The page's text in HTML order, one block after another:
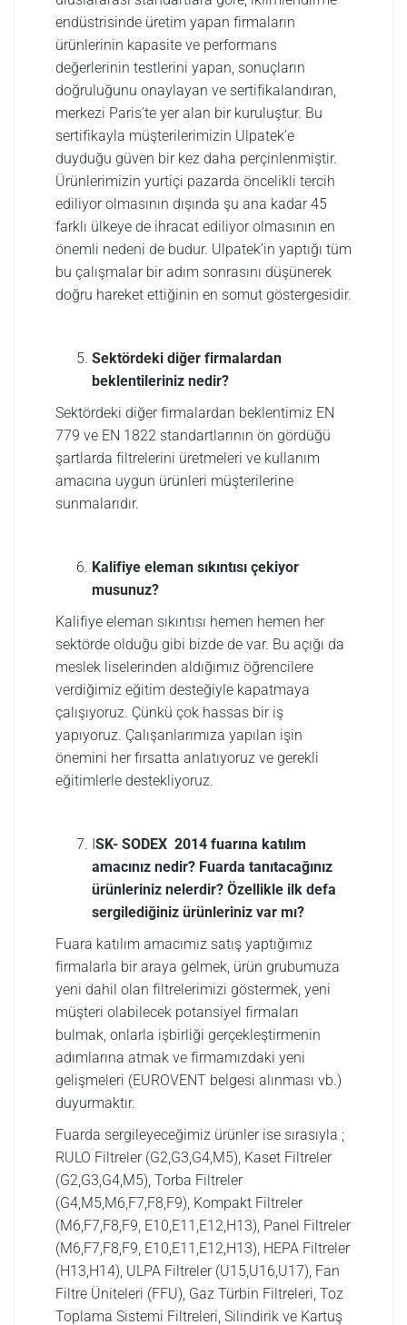
endüstrisinde üretim yapan firmaların
ürünlerinin kapasite ve performans
değerlerinin testlerini yapan, sonuçların
doğruluğunu onaylayan ve sertifikalandıran,
merkezi Paris’te yer alan bir kuruluştur. Bu
sertifikayla müşterilerimizin Ulpatek’e
duyduğu güven bir kez daha perçinlenmiştir.
Ürünlerimizin yurtiçi pazarda öncelikli tercih
ediliyor olmasının dışında şu ana kadar 45
farklı ülkeye de ihracat ediliyor olmasının en
önemli nedeni de budur. Ulpatek’in yaptığı tüm
bu çalışmalar bir adım sonrasını düşünerek
doğru hareket ettiğinin en somut göstergesidir.
Sektördeki diğer firmalardan
beklentileriniz nedir?
Sektördeki diğer firmalardan beklentimiz EN
779 ve EN 1822 standartlarının ön gördüğü
şartlarda filtrelerini üretmeleri ve kullanım
amacına uygun ürünleri müşterilerine
sunmalarıdır.
Kalifiye eleman sıkıntısı çekiyor
musunuz?
Kalifiye eleman sıkıntısı hemen hemen her
sektörde olduğu gibi bizde de var. Bu açığı da
meslek liselerinden aldığımız öğrencilere
verdiğimiz eğitim desteğiyle kapatmaya
çalışıyoruz. Çünkü çok hassas bir iş
yapıyoruz. Çalışanlarımıza yapılan işin
önemini her fırsatta anlatıyoruz ve gerekli
eğitimlerle destekliyoruz.
ISK- SODEX 2014 fuarına katılım
amacınız nedir? Fuarda tanıtacağınız
ürünleriniz nelerdir? Özellikle ilk defa
sergilediğiniz ürünleriniz var mı?
Fuara katılım amacımız satış yaptığımız
firmalarla bir araya gelmek, ürün grubumuza
yeni dahil olan filtrelerimizi göstermek, yeni
müşteri olabilecek potansiyel firmaları
bulmak, onlarla işbirliği gerçekleştirmenin
adımlarına atmak ve firmamızdaki yeni
gelişmeleri (EUROVENT belgesi alınması vb.)
duyurmaktır.
Fuarda sergileyeceğimiz ürünler ise sırasıyla ;
RULO Filtreler (G2,G3,G4,M5), Kaset Filtreler
(G2,G3,G4,M5), Torba Filtreler
(G4,M5,M6,F7,F8,F9), Kompakt Filtreler
(M6,F7,F8,F9, E10,E11,E12,H13), Panel Filtreler
(M6,F7,F8,F9, E10,E11,E12,H13), HEPA Filtreler
(H13,H14), ULPA Filtreler (U15,U16,U17), Fan
Filtre Üniteleri (FFU), Gaz Türbin Filtreleri, Toz
Toplama Sistemi Filtreleri, Silindirik ve Kartuş